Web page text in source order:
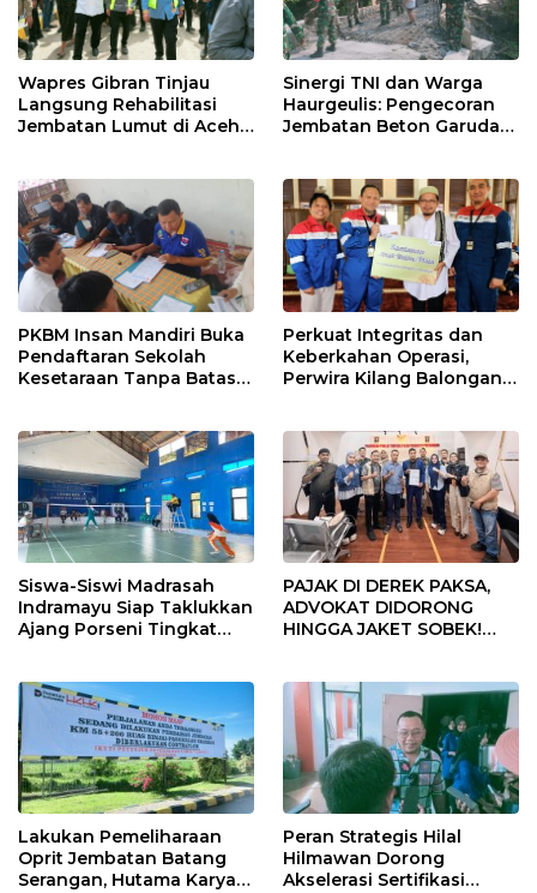
Wapres Gibran Tinjau
Langsung Rehabilitasi
Jembatan Lumut di Aceh
Sinergi TNI dan Warga
Haurgeulis: Pengecoran
Jembatan Beton Garuda
PKBM Insan Mandiri Buka
Pendaftaran Sekolah
Kesetaraan Tanpa Batas
Perkuat Integritas dan
Keberkahan Operasi,
Perwira Kilang Balongan
Siswa-Siswi Madrasah
Indramayu Siap Taklukkan
Ajang Porseni Tingkat
PAJAK DI DEREK PAKSA,
ADVOKAT DIDORONG
HINGGA JAKET SOBEK!
Pekanbaru!
Lakukan Pemeliharaan
Oprit Jembatan Batang
Serangan, Hutama Karya
Peran Strategis Hilal
Hilmawan Dorong
Akselerasi Sertifikasi